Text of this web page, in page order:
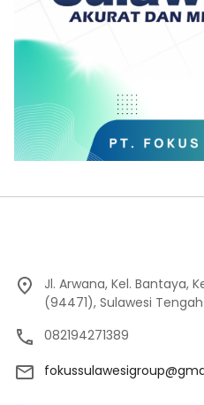
Jl. Arwana, Kel. Bantaya,
(94471), Sulawesi
082194271389